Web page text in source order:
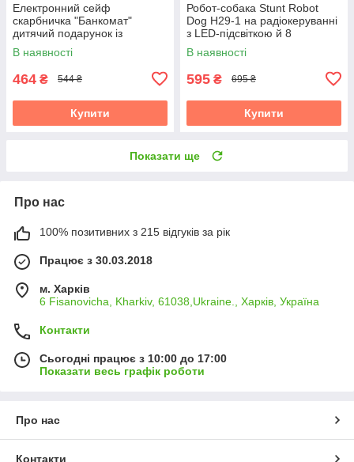
Електронний сейф
скарбничка "Банкомат"
дитячий подарунок із
кодовим замком
В наявності
464 ₴ 544 ₴
Купити
Робот-собака Stunt Robot
Dog H29-1 на радіокеруванні
з LED-підсвіткою й 8
колесами Mecanum
В наявності
595 ₴ 695 ₴
Купити
Показати ще
Про нас
100% позитивних з 215 відгуків за рік
Працює з 30.03.2018
м. Харків
6 Fisanovicha, Kharkiv, 61038,Ukraine., Харків, Україна
Контакти
Сьогодні працює з 10:00 до 17:00
Показати весь графік роботи
Про нас
Контакти